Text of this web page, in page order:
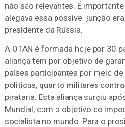
não são relevantes. É
alegava essa possível junção
presidente da Rússia.
A OTAN é formada hoje por 30
aliança tem por objetivo de
países participantes por meio
politicas, quanto militares
pirataria. Esta aliança surgiu
Mundial, com o objetivo de
socialista no mundo. Para o